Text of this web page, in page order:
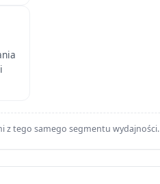
z tego samego segmentu wydajności.